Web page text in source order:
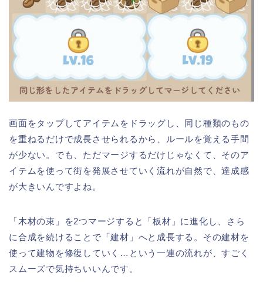
画面をタップしてアイテムをドラッグし、同じ種類のもの
を重ねるだけで成長させられるから、ルールを覚える手間
が少ない。でも、ただマージするだけじゃなくて、そのア
イテムを使って街を発展させていく流れが自然で、達成感
が大きいんですよね。
「木材の束」を2つマージすると「板材」に進化し、さら
に合成を続けることで「建材」へと成長する。その建材を
使って建物を修復していく…という一連の流れが、すごく
スムーズで気持ちいいんです。